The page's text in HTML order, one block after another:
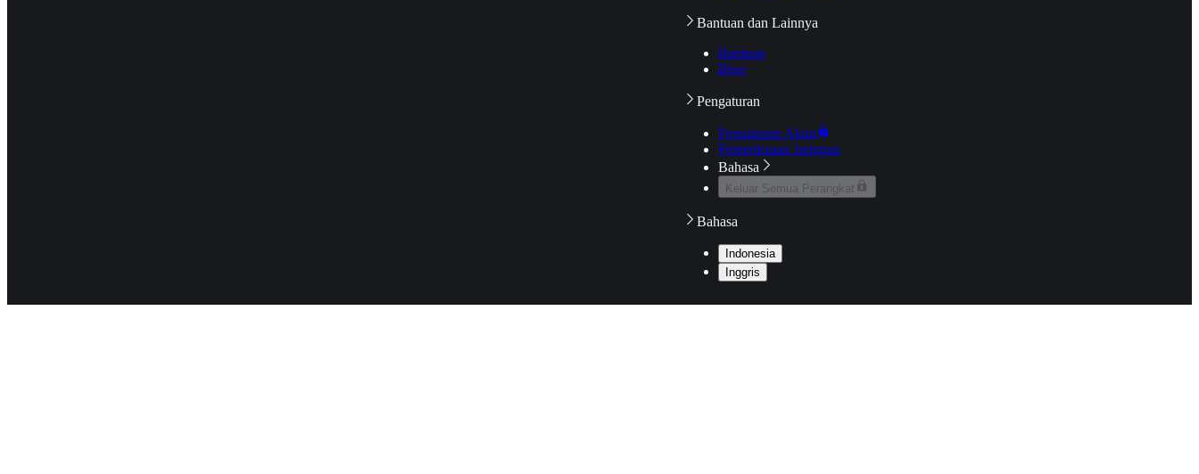
Bantuan dan Lainnya
Bantuan
Blog
Pengaturan
Pengaturan Akun
Pemeriksaan Jaringan
Bahasa
Keluar Semua Perangkat
Bahasa
Indonesia
Inggris